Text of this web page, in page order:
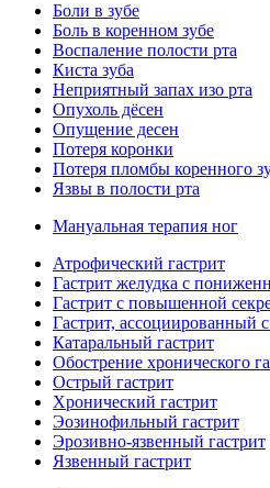
Боли в зубе
Боль в коренном зубе
Воспаление полости рта
Киста зуба
Неприятный запах изо рта
Опухоль дёсен
Опущение десен
Потеря коронки
Потеря пломбы коренного
Язвы в полости рта
Мануальная терапия ног
Атрофический гастрит
Гастрит желудка с
Гастрит с повышенной
Гастрит, ассоциированный
Катаральный гастрит
Обострение хронического
Острый гастрит
Хронический гастрит
Эозинофильный гастрит
Эрозивно-язвенный гастрит
Язвенный гастрит